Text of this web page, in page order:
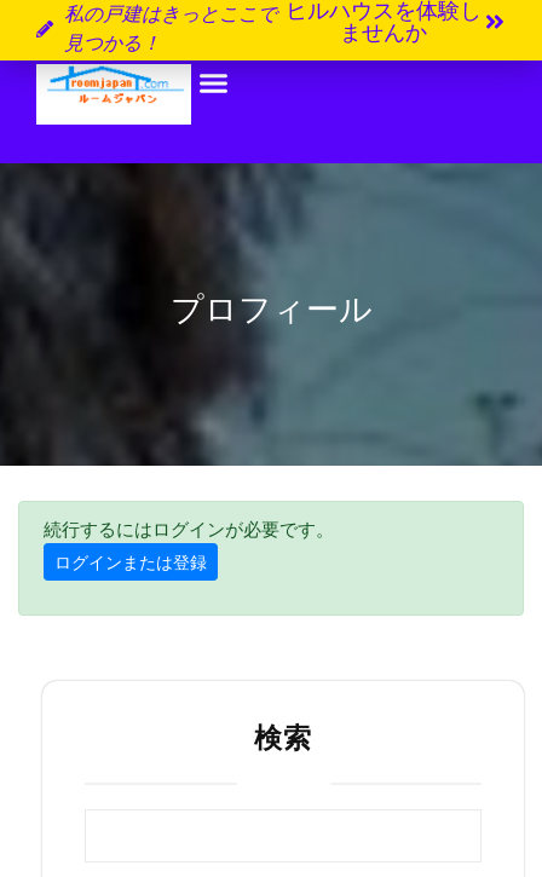
私の戸建はきっとここで
見つかる！
ヒルハウスを体験し
ませんか
プロフィール
続行するにはログインが必要です。
ログインまたは登録
検索